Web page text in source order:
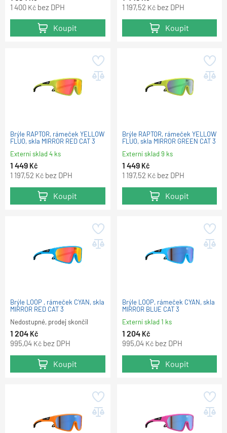
1 400 Kč bez DPH
Koupit
1 197,52 Kč bez DPH
Koupit
Brýle RAPTOR, rámeček YELLOW
FLUO, skla MIRROR RED CAT 3
Externí sklad 4 ks
1 449 Kč
1 197,52 Kč bez DPH
Koupit
Brýle RAPTOR, rámeček YELLOW
FLUO, skla MIRROR GREEN CAT 3
Externí sklad 9 ks
1 449 Kč
1 197,52 Kč bez DPH
Koupit
Brýle LOOP , rámeček CYAN, skla
MIRROR RED CAT 3
Nedostupné, prodej skončil
1 204 Kč
995,04 Kč bez DPH
Koupit
Brýle LOOP, rámeček CYAN, skla
MIRROR BLUE CAT 3
Externí sklad 1 ks
1 204 Kč
995,04 Kč bez DPH
Koupit